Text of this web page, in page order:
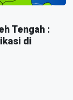
Tengah :
di